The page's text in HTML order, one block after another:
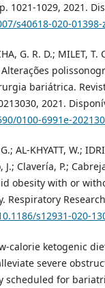
1021-1029, 2021.
s40618-020-01398-
G. R. D.; MILET, T.
Alterações
bariátrica.
2021.
0100-6991e-
G.; AL-KHYATT, W.;
Clavería, P.;
obesity with or
Respiratory
s12931-020-
calorie ketogenic
severe
scheduled for